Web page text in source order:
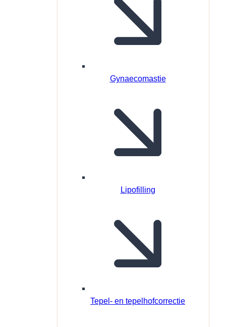
Gynaecomastie
Lipofilling
Tepel- en tepelhofcorrectie